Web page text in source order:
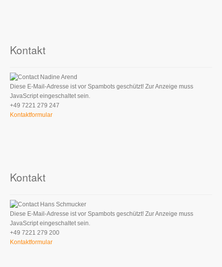
Kontakt
Nadine Arend
Diese E-Mail-Adresse ist vor Spambots geschützt! Zur Anzeige muss
JavaScript eingeschaltet sein.
+49 7221 279 247
Kontaktformular
Kontakt
Hans Schmucker
Diese E-Mail-Adresse ist vor Spambots geschützt! Zur Anzeige muss
JavaScript eingeschaltet sein.
+49 7221 279 200
Kontaktformular